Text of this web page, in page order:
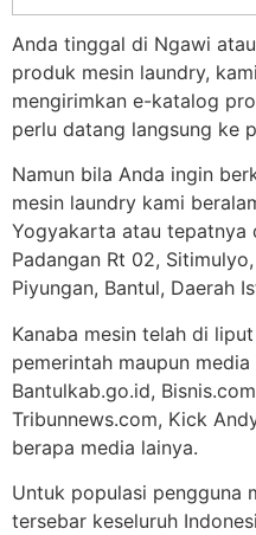
Anda tinggal di Ngawi
produk mesin laundry,
mengirimkan e-katalog
perlu datang langsung ke
Namun bila Anda ingin
mesin laundry kami
Yogyakarta atau tepatnya
Padangan Rt 02,
Piyungan, Bantul, Daerah
Kanaba mesin telah di
pemerintah maupun
Bantulkab.go.id,
Tribunnews.com, Kick
berapa media lainya.
Untuk populasi pengguna
tersebar keseluruh